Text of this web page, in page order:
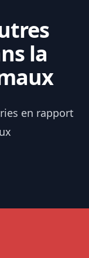
la
en rapport